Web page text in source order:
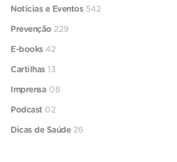
Notícias e Eventos 542
Prevenção 229
E-books 42
Cartilhas13
Imprensa 06
Podcast 02
Dicas de Saúde 26